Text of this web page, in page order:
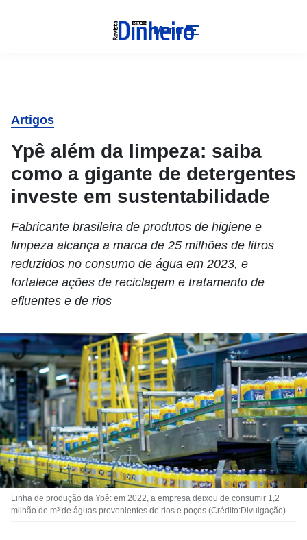
Menu
Artigos
Ypê além da limpeza: saiba
como a gigante de detergentes
investe em sustentabilidade
Fabricante brasileira de produtos de higiene e
limpeza alcança a marca de 25 milhões de litros
reduzidos no consumo de água em 2023, e
fortalece ações de reciclagem e tratamento de
efluentes e de rios
Linha de produção da Ypê: em 2022, a empresa deixou de consumir 1,2
milhão de m³ de águas provenientes de rios e poços (Crédito:Divulgação)